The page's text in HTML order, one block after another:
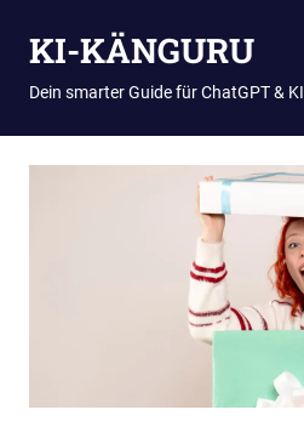
InhaltKI-KÄNGURU
Dein smarter Guide für ChatGPT & KI